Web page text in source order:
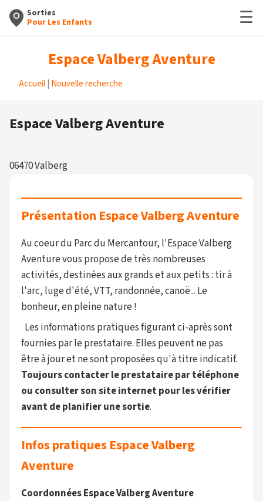
Sorties
Pour Les Enfants
☰
Espace Valberg Aventure
Accueil Nouvelle recherche
Espace Valberg Aventure
06470 Valberg
Présentation Espace Valberg Aventure
Au coeur du Parc du Mercantour, l'Espace Valberg
Aventure vous propose de très nombreuses
activités, destinées aux grands et aux petits : tir à
l'arc, luge d'été, VTT, randonnée, canoë... Le
bonheur, en pleine nature !
Les informations pratiques figurant ci-après sont
fournies par le prestataire. Elles peuvent ne pas
être à jour et ne sont proposées qu'à titre indicatif.
Toujours contacter le prestataire par téléphone
ou consulter son site internet pour les vérifier
avant de planifier une sortie.
Infos pratiques Espace Valberg
Aventure
Coordonnées Espace Valberg Aventure